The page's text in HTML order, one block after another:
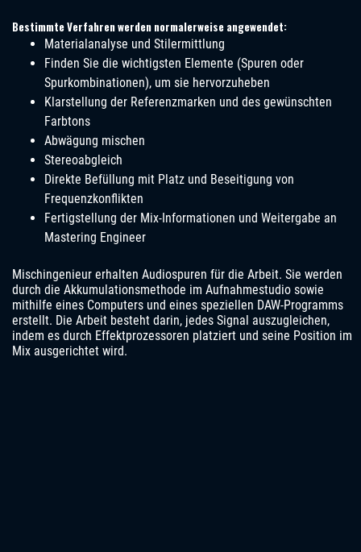
Bestimmte Verfahren werden normalerweise angewendet:
Materialanalyse und Stilermittlung
Finden Sie die wichtigsten Elemente (Spuren oder
Spurkombinationen), um sie hervorzuheben
Klarstellung der Referenzmarken und des gewünschten
Farbtons
Abwägung mischen
Stereoabgleich
Direkte Befüllung mit Platz und Beseitigung von
Frequenzkonflikten
Fertigstellung der Mix-Informationen und Weitergabe an
Mastering Engineer
Mischingenieur erhalten Audiospuren für die Arbeit. Sie werden
durch die Akkumulationsmethode im Aufnahmestudio sowie
mithilfe eines Computers und eines speziellen DAW-Programms
erstellt. Die Arbeit besteht darin, jedes Signal auszugleichen,
indem es durch Effektprozessoren platziert und seine Position im
Mix ausgerichtet wird.